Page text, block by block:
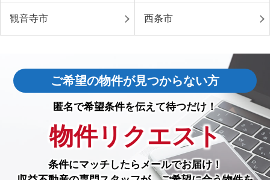
観音寺市 西条市
ご希望の物件が見つからない方
匿名で希望条件を伝えて待つだけ！
物件リクエスト
条件にマッチしたらメールでお届け！